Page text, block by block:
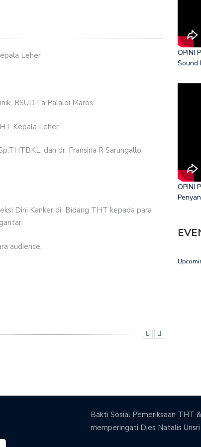
Leher
RSUD La Palaloi Maros
Kepala Leher
dan dr. Fransina R Sarungallo,
Dini Kanker di Bidang THT kepada para
audience.
OPINI
Sound
OPINI
Bakti Sosial Pemeriksaan THT
memperingati Dies Natalis